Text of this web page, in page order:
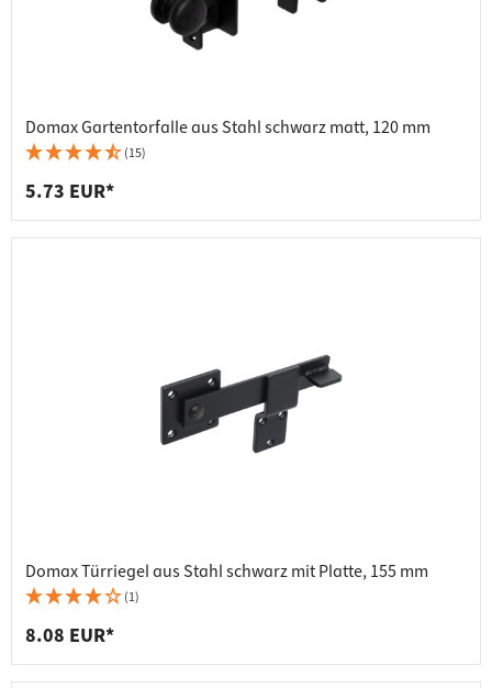
Domax Gartentorfalle aus Stahl schwarz matt, 120 mm
(15)
5.73 EUR*
Domax Türriegel aus Stahl schwarz mit Platte, 155 mm
(1)
8.08 EUR*